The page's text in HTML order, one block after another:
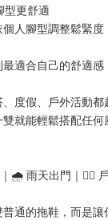
型更舒適
人腳型調整鬆緊度
適合自己的舒適感
度假、戶外活動都
就能輕鬆搭配任何
🌧️ 雨天出門｜🚶‍♂️
通的拖鞋，而是